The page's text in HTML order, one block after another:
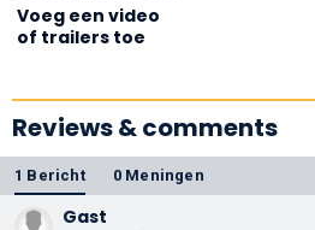
Voeg een video
of trailers toe
Reviews & comments
1 Bericht 0 Meningen
Gast